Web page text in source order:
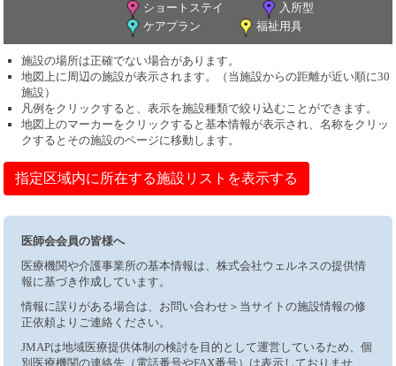
ショートステイ
入所型
ケアプラン
福祉用具
施設の場所は正確でない場合があります。
地図上に周辺の施設が表示されます。（当施設からの距離が近い順に30
施設）
凡例をクリックすると、表示を施設種類で絞り込むことができます。
地図上のマーカーをクリックすると基本情報が表示され、名称をクリッ
クするとその施設のページに移動します。
指定区域内に所在する施設リストを表示する
医師会会員の皆様へ
医療機関や介護事業所の基本情報は、株式会社ウェルネスの提供情
報に基づき作成しています。
情報に誤りがある場合は、お問い合わせ＞当サイトの施設情報の修
正依頼よりご連絡ください。
JMAPは地域医療提供体制の検討を目的として運営しているため、個
別医療機関の連絡先（電話番号やFAX番号）は表示しておりませ